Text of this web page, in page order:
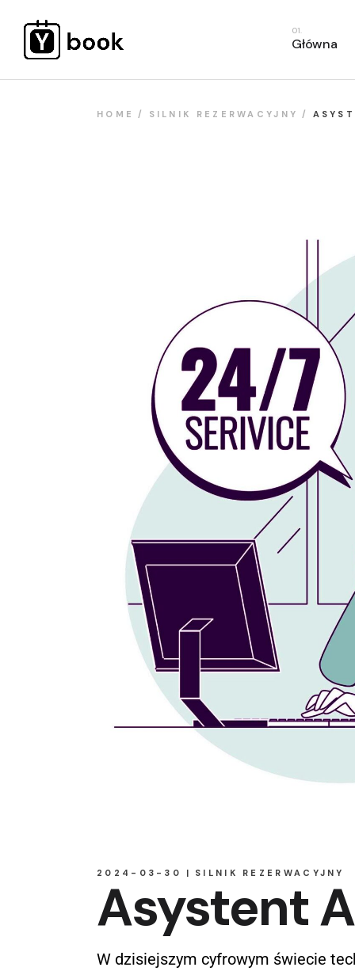
Główna
HOME SILNIK REZERWACYJNY
2024-03-30 SILNIK REZERWACYJNY
Asystent
W dzisiejszym cyfrowym świecie